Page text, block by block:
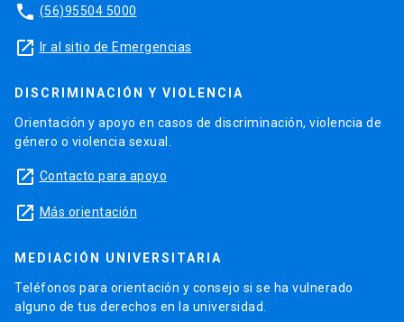
phone (56)95504 5000
launch Ir al sitio de Emergencias
DISCRIMINACIÓN Y VIOLENCIA
Orientación y apoyo en casos de discriminación, violencia de
género o violencia sexual.
launch Contacto para apoyo
launch Más orientación
MEDIACIÓN UNIVERSITARIA
Teléfonos para orientación y consejo si se ha vulnerado
alguno de tus derechos en la universidad.